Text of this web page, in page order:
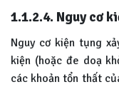
1.1.2.4. Nguy cơ
Nguy cơ kiện tụng
kiện (hoặc đe doạ
các khoản tổn thất